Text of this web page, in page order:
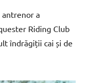
antrenor a
Riding Club
îndrăgiții cai și de